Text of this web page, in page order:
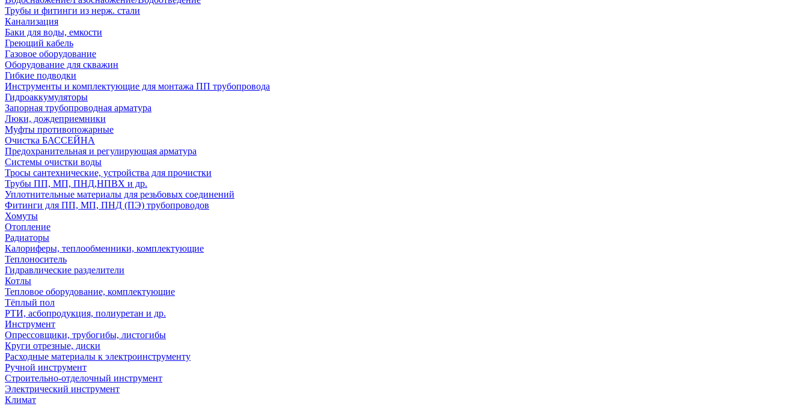
Трубы и фитинги из нерж. стали
Канализация
Баки для воды, емкости
Греющий кабель
Газовое оборудование
Оборудование для скважин
Гибкие подводки
Инструменты и комплектующие для монтажа ПП трубопровода
Гидроаккумуляторы
Запорная трубопроводная арматура
Люки, дождеприемники
Муфты противопожарные
Очистка БАССЕЙНА
Предохранительная и регулирующая арматура
Системы очистки воды
Тросы сантехнические, устройства для прочистки
Трубы ПП, МП, ПНД,НПВХ и др.
Уплотнительные материалы для резьбовых соединений
Фитинги для ПП, МП, ПНД (ПЭ) трубопроводов
Хомуты
Отопление
Радиаторы
Калориферы, теплообменники, комплектующие
Теплоноситель
Гидравлические разделители
Котлы
Тепловое оборудование, комплектующие
Тёплый пол
РТИ, асбопродукция, полиуретан и др.
Инструмент
Опрессовщики, трубогибы, листогибы
Круги отрезные, диски
Расходные материалы к электроинструменту
Ручной инструмент
Строительно-отделочный инструмент
Электрический инструмент
Климат